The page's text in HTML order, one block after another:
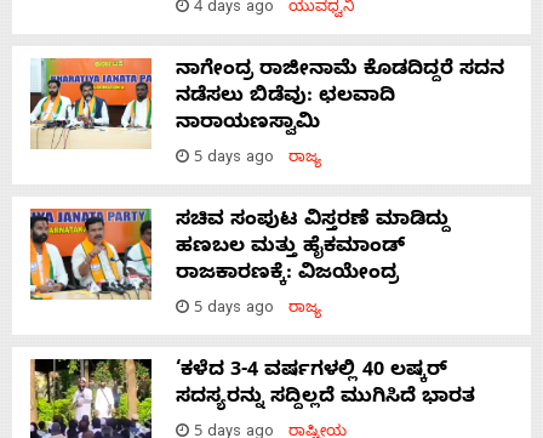
4 days ago ಯುವಧ್ವನಿ
ನಾಗೇಂದ್ರ ರಾಜೀನಾಮೆ ಕೊಡದಿದ್ದರೆ ಸದನ
ನಡೆಸಲು ಬಿಡೆವು: ಛಲವಾದಿ
ನಾರಾಯಣಸ್ವಾಮಿ
5 days ago ರಾಜ್ಯ
ಸಚಿವ ಸಂಪುಟ ವಿಸ್ತರಣೆ ಮಾಡಿದ್ದು
ಹಣಬಲ ಮತ್ತು ಹೈಕಮಾಂಡ್
ರಾಜಕಾರಣಕ್ಕೆ: ವಿಜಯೇಂದ್ರ
5 days ago ರಾಜ್ಯ
‘ಕಳೆದ 3-4 ವರ್ಷಗಳಲ್ಲಿ 40 ಲಷ್ಕರ್
ಸದಸ್ಯರನ್ನು ಸದ್ದಿಲ್ಲದೆ ಮುಗಿಸಿದೆ ಭಾರತ
5 days ago ರಾಷ್ಟ್ರೀಯ